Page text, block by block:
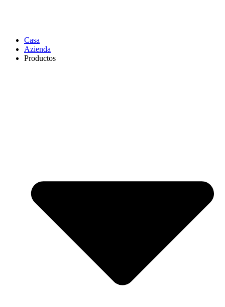
Casa
Azienda
Productos